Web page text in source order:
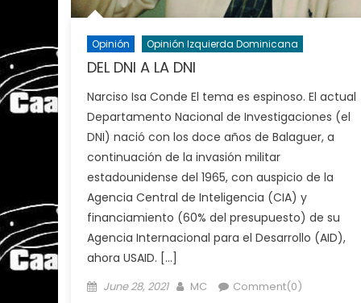
Opinión Opinión Izquierda Dominicana
DEL DNI A LA DNI
Narciso Isa Conde El tema es espinoso. El actual
Departamento Nacional de Investigaciones (el
DNI) nació con los doce años de Balaguer, a
continuación de la invasión militar
estadounidense del 1965, con auspicio de la
Agencia Central de Inteligencia (CIA) y
financiamiento (60% del presupuesto) de su
Agencia Internacional para el Desarrollo (AID),
ahora USAID. […]
Posted
June 28, 2021 Author
MC Comment(0)